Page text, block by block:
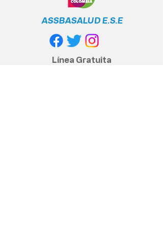
ASSBASALUD E.S.E
Línea Gratuita